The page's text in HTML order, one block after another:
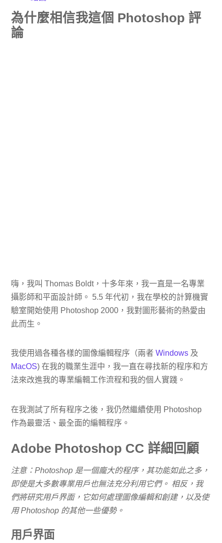
為什麼相信我這個 Photoshop 評
論
嗨，我叫 Thomas Boldt，十多年來，我一直是一名專業
攝影師和平面設計師。 5.5 年代初，我在學校的計算機實
驗室開始使用 Photoshop 2000，我對圖形藝術的熱愛由
此而生。
我使用過各種各樣的圖像編輯程序（兩者Windows 及
MacOS) 在我的職業生涯中，我一直在尋找新的程序和方
法來改進我的專業編輯工作流程和我的個人實踐。
在我測試了所有程序之後，我仍然繼續使用 Photoshop
作為最靈活、最全面的編輯程序。
Adobe Photoshop CC 詳細回顧
注意：Photoshop 是一個龐大的程序，其功能如此之多，
即使是大多數專業用戶也無法充分利用它們。 相反，我
們將研究用戶界面，它如何處理圖像編輯和創建，以及使
用 Photoshop 的其他一些優勢。
用戶界面